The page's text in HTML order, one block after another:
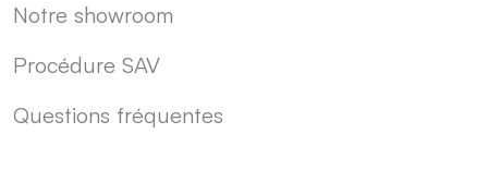
Notre showroom
Procédure SAV
Questions fréquentes